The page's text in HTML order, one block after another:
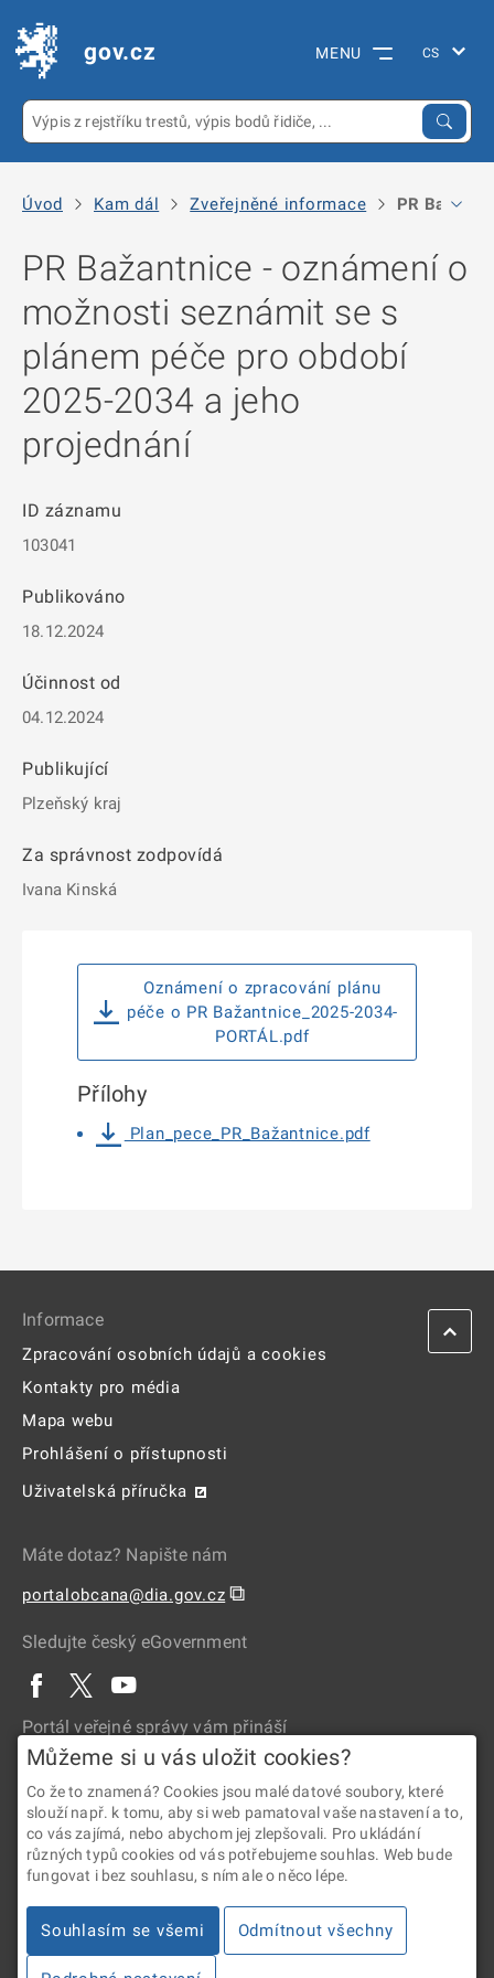
gov.cz MENU
Úvod Kam dál Zveřejněné informace PR
PR Bažantnice - oznámení o
možnosti seznámit se s
plánem péče pro období
2025-2034 a jeho
projednání
ID záznamu
103041
Publikováno
18.12.2024
Účinnost od
04.12.2024
Publikující
Plzeňský kraj
Za správnost zodpovídá
Ivana Kinská
Oznámení o zpracování plánu
péče o PR Bažantnice_2025-2034-
PORTÁL.pdf
Přílohy
Plan_pece_PR_Bažantnice.pdf
Informace
Zpracování osobních údajů a cookies
Kontakty pro média
Mapa webu
Prohlášení o přístupnosti
Uživatelská příručka
Máte dotaz? Napište nám
portalobcana@dia.gov.cz ⧉
Sledujte český eGovernment
Portál veřejné správy vám přináší
2026 © Digitální a informační agentura • Informace jsou poskytovány
v souladu se zákonem č. 106/1999 Sb., o svobodném přístupu
k informacím.
Můžeme si u vás uložit cookies?
Co že to znamená? Cookies jsou malé datové soubory, které
slouží např. k tomu, aby si web pamatoval vaše nastavení a to,
co vás zajímá, nebo abychom jej zlepšovali. Pro ukládání
různých typů cookies od vás potřebujeme souhlas. Web bude
fungovat i bez souhlasu, s ním ale o něco lépe.
Souhlasím se všemi Odmítnout všechny